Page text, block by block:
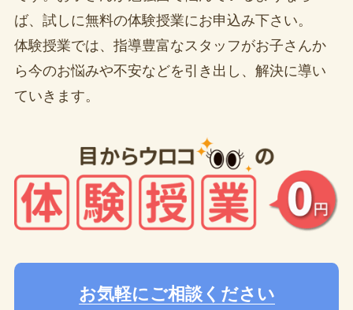
ば、試しに無料の体験授業にお申込み下さい。
体験授業では、指導豊富なスタッフがお子さんか
ら今のお悩みや不安などを引き出し、解決に導い
ていきます。
お気軽にご相談ください